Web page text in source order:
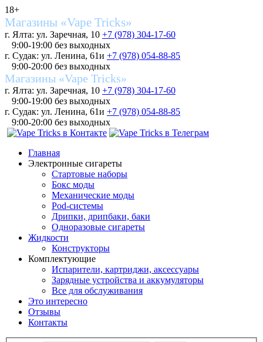
18+
Магазины «Vape Tricks»
г. Ялта: ул. Заречная, 10 +7 (978) 304-17-60
9:00-19:00 без выходных
г. Судак: ул. Ленина, 61и +7 (978) 054-88-85
9:00-20:00 без выходных
Магазины «Vape Tricks»
г. Ялта: ул. Заречная, 10 +7 (978) 304-17-60
9:00-19:00 без выходных
г. Судак: ул. Ленина, 61и +7 (978) 054-88-85
9:00-20:00 без выходных
Главная
Электронные сигареты
Стартовые наборы
Бокс моды
Механические моды
Pod-системы
Дрипки, дрипбаки, баки
Одноразовые сигареты
Жидкости
Конструкторы
Комплектующие
Испарители, картриджи, аксессуары
Зарядные устройства и аккумуляторы
Все для обслуживания
Это интересно
Отзывы
Контакты